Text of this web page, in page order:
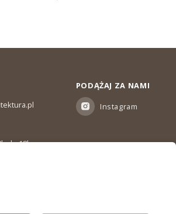
do 18h
PODĄŻAJ ZA NAMI
Instagram